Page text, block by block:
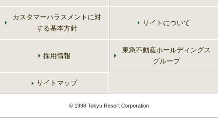
カスタマーハラスメントに対
する基本方針
サイトについて
採用情報
東急不動産ホールディングス
グループ
サイトマップ
© 1998 Tokyu Resort Corporation